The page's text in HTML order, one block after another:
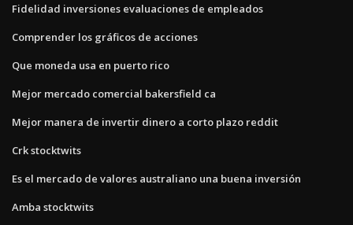
Fidelidad inversiones evaluaciones de empleados
Comprender los gráficos de acciones
Que moneda usa en puerto rico
Mejor mercado comercial bakersfield ca
Mejor manera de invertir dinero a corto plazo reddit
Crk stocktwits
Es el mercado de valores australiano una buena inversión
Amba stocktwits